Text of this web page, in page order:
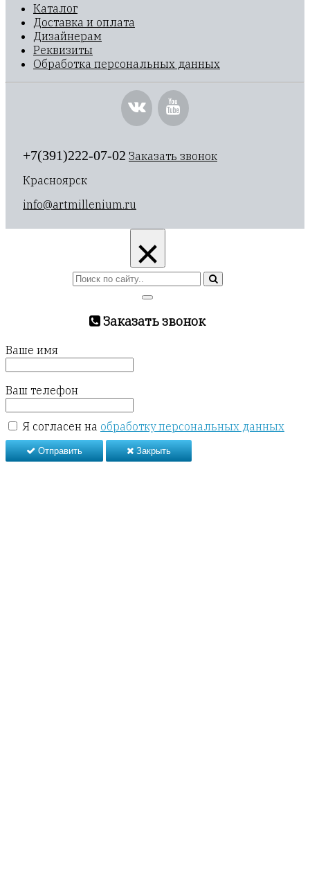
Каталог
Доставка и оплата
Дизайнерам
Реквизиты
Обработка персональных данных
+7(391)222-07-02 Заказать звонок
Красноярск
info@artmillenium.ru
×
Заказать звонок
Ваше имя
Ваш телефон
Я согласен на обработку персональных данных
Отправить Закрыть